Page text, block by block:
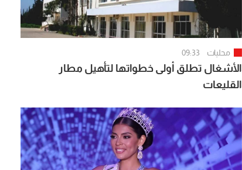
محليات 09:33
الأشغال تطلق أولى خطواتها لتأهيل مطار
القليعات